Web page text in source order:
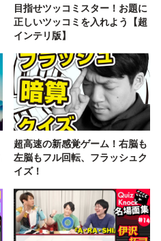
目指せツッコミスター！お題に
正しいツッコミを入れよう【超
インテリ版】
超高速の新感覚ゲーム！右脳も
左脳もフル回転、フラッシュク
イズ！